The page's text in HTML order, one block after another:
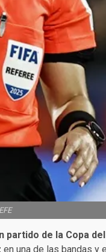
de la Copa
en una de las bandas y